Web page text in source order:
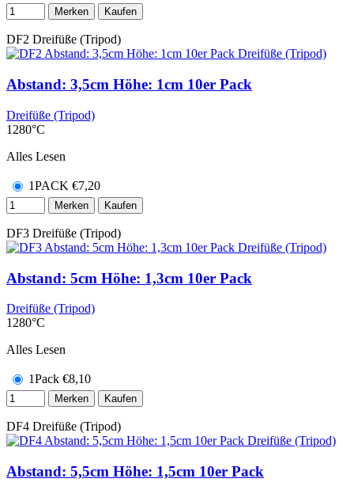
Merken Kaufen
DF2 Dreifüße (Tripod)
Abstand: 3,5cm Höhe: 1cm 10er Pack
Dreifüße (Tripod)
1280°C
Alles Lesen
1PACK €7,20
Merken Kaufen
DF3 Dreifüße (Tripod)
Abstand: 5cm Höhe: 1,3cm 10er Pack
Dreifüße (Tripod)
1280°C
Alles Lesen
1Pack €8,10
Merken Kaufen
DF4 Dreifüße (Tripod)
Abstand: 5,5cm Höhe: 1,5cm 10er Pack